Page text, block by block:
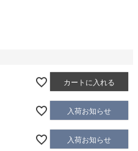
カートに入れる
入荷お知らせ
入荷お知らせ